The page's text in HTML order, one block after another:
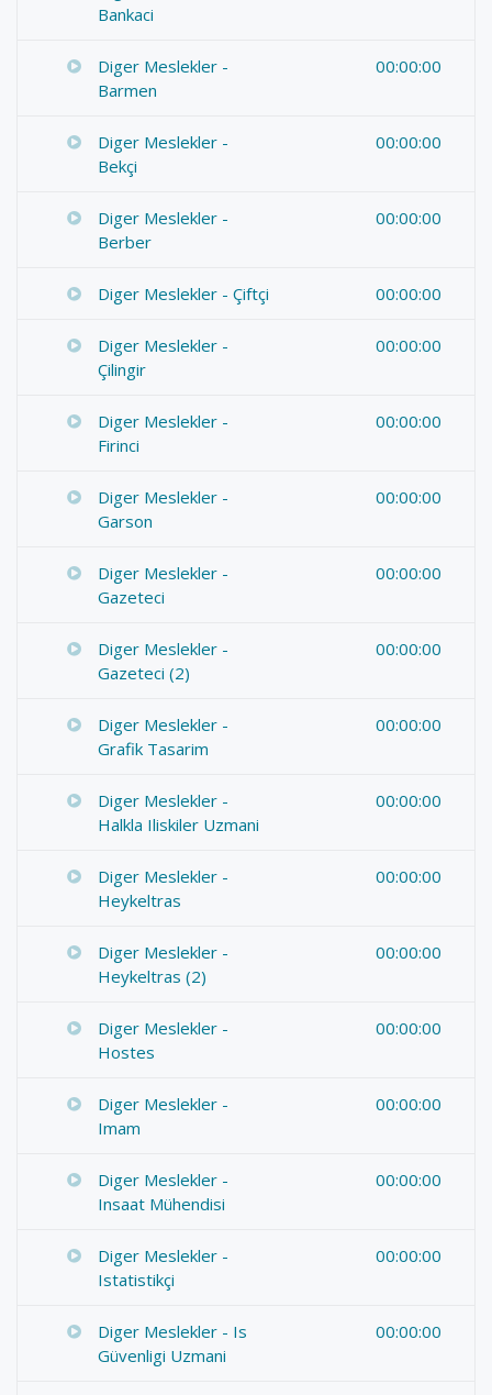
Bankaci
Diger Meslekler -
Barmen
00:00:00
Diger Meslekler -
Bekçi
00:00:00
Diger Meslekler -
Berber
00:00:00
Diger Meslekler - Çiftçi 00:00:00
Diger Meslekler -
Çilingir
00:00:00
Diger Meslekler -
Firinci
00:00:00
Diger Meslekler -
Garson
00:00:00
Diger Meslekler -
Gazeteci
00:00:00
Diger Meslekler -
Gazeteci (2)
00:00:00
Diger Meslekler -
Grafik Tasarim
00:00:00
Diger Meslekler -
Halkla Iliskiler Uzmani
00:00:00
Diger Meslekler -
Heykeltras
00:00:00
Diger Meslekler -
Heykeltras (2)
00:00:00
Diger Meslekler -
Hostes
00:00:00
Diger Meslekler -
Imam
00:00:00
Diger Meslekler -
Insaat Mühendisi
00:00:00
Diger Meslekler -
Istatistikçi
00:00:00
Diger Meslekler - Is
Güvenligi Uzmani
00:00:00